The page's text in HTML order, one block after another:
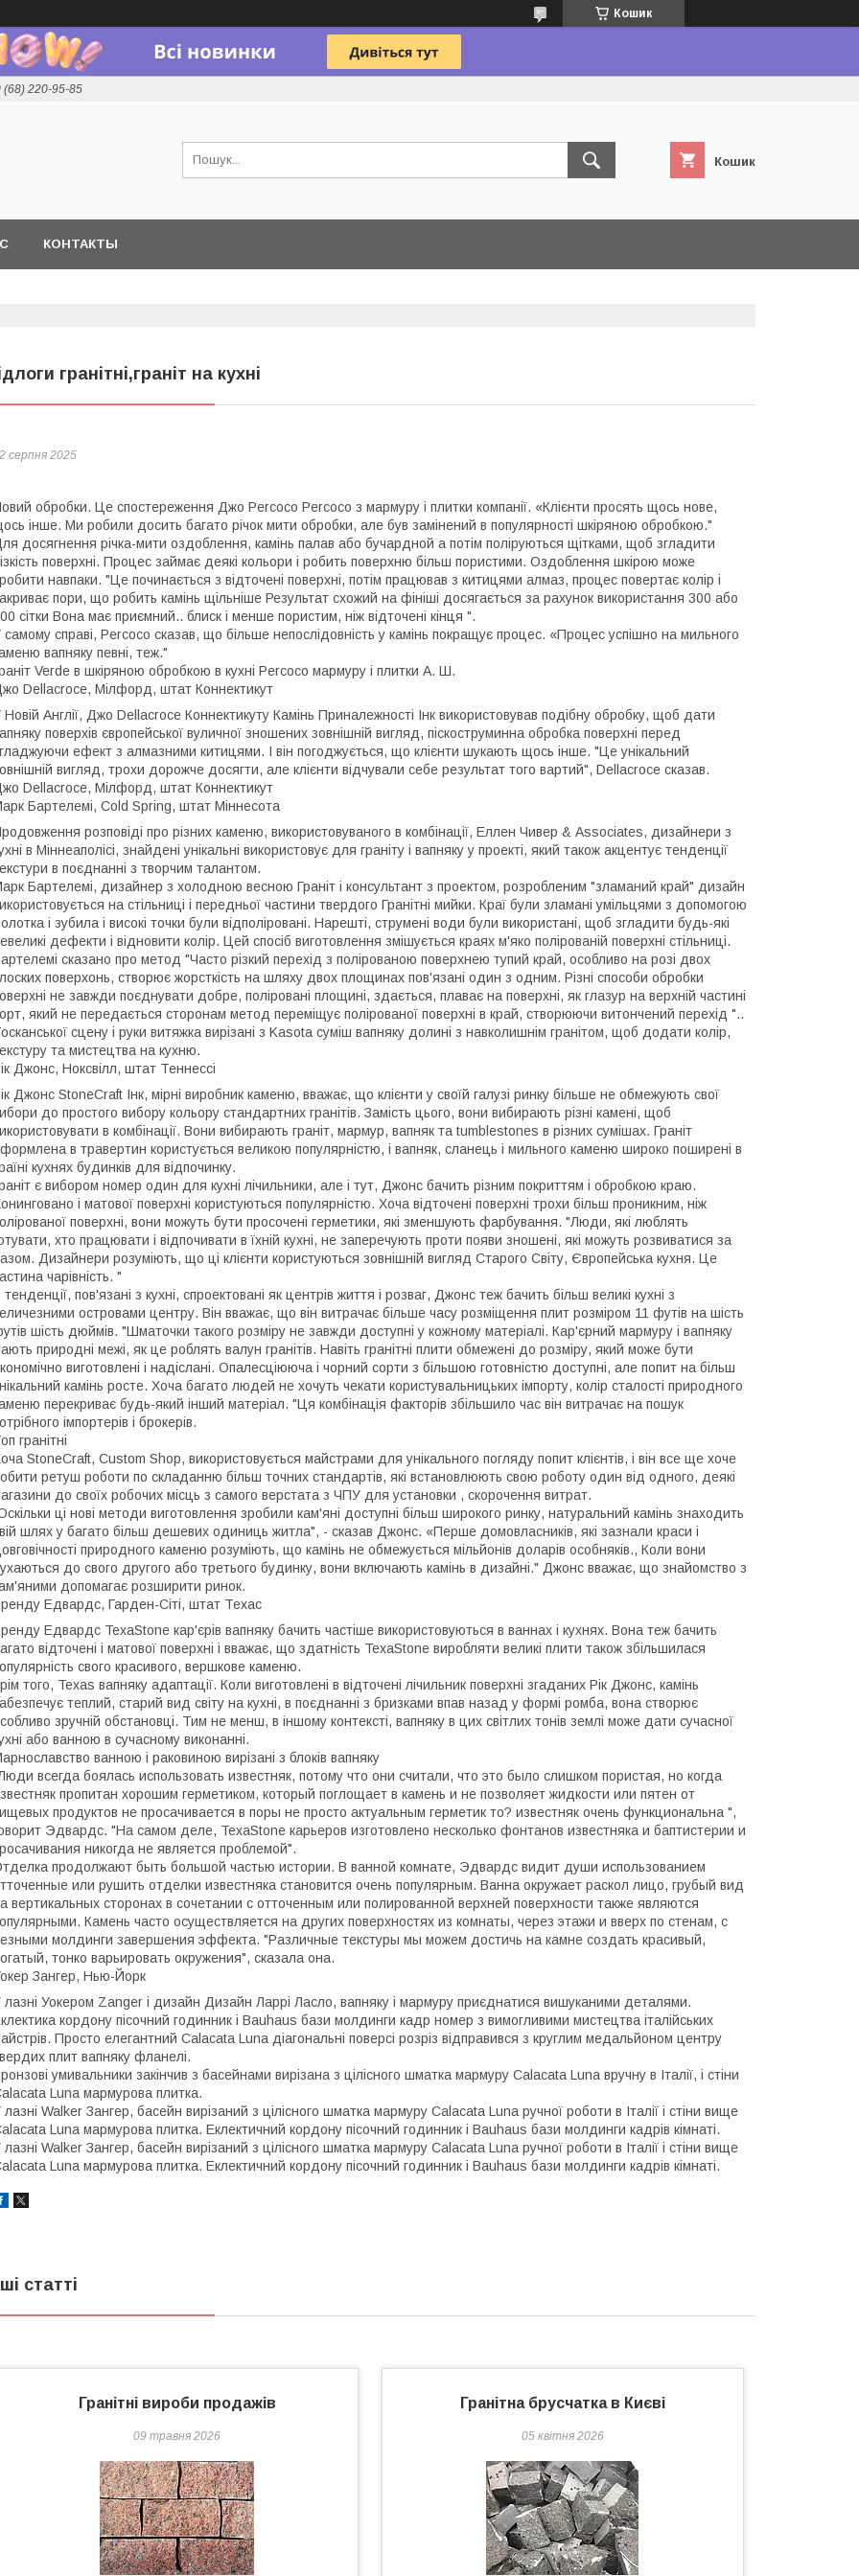
Кошик
(68) 220-95-85
Кошик
КОНТАКТЫ
гранітні,граніт на кухні
серпня 2025
обробки. Це спостереження Джо Percoco Percoco з мармуру і плитки компанії. «Клієнти просять щось нове,
інше. Ми робили досить багато річок мити обробки, але був замінений в популярності шкіряною обробкою."
досягнення річка-мити оздоблення, камінь палав або бучардной а потім поліруються щітками, щоб згладити
поверхні. Процес займає деякі кольори і робить поверхню більш пористими. Оздоблення шкірою може
навпаки. "Це починається з відточені поверхні, потім працював з китицями алмаз, процес повертає колір і
пори, що робить камінь щільніше Результат схожий на фініші досягається за рахунок використання 300 або
сітки Вона має приємний.. блиск і менше пористим, ніж відточені кінця ".
самому справі, Percoco сказав, що більше непослідовність у камінь покращує процес. «Процес успішно на мильного
вапняку певні, теж."
Verde в шкіряною обробкою в кухні Percoco мармуру і плитки А. Ш.
Dellacroce, Мілфорд, штат Коннектикут
Новій Англії, Джо Dellacroce Коннектикуту Камінь Приналежності Інк використовував подібну обробку, щоб дати
поверхів європейської вуличної зношених зовнішній вигляд, піскоструминна обробка поверхні перед
ефект з алмазними китицями. І він погоджується, що клієнти шукають щось інше. "Це унікальний
вигляд, трохи дорожче досягти, але клієнти відчували себе результат того вартий", Dellacroce сказав.
Dellacroce, Мілфорд, штат Коннектикут
Бартелемі, Cold Spring, штат Міннесота
розповіді про різних каменю, використовуваного в комбінації, Еллен Чивер & Associates, дизайнери з
в Міннеаполісі, знайдені унікальні використовує для граніту і вапняку у проекті, який також акцентує тенденції
в поєднанні з творчим талантом.
Бартелемі, дизайнер з холодною весною Граніт і консультант з проектом, розробленим "зламаний край" дизайн
на стільниці і передньої частини твердого Гранітні мийки. Краї були зламані умільцями з допомогою
і зубила і високі точки були відполіровані. Нарешті, струмені води були використані, щоб згладити будь-які
дефекти і відновити колір. Цей спосіб виготовлення змішується краях м'яко полірованій поверхні стільниці.
сказано про метод "Часто різкий перехід з полірованою поверхнею тупий край, особливо на розі двох
поверхонь, створює жорсткість на шляху двох площинах пов'язані один з одним. Різні способи обробки
не завжди поєднувати добре, поліровані площині, здається, плаває на поверхні, як глазур на верхній частині
який не передається сторонам метод переміщує полірованої поверхні в край, створюючи витончений перехід "..
сцену і руки витяжка вирізані з Kasota суміш вапняку долині з навколишнім гранітом, щоб додати колір,
та мистецтва на кухню.
Джонс, Ноксвілл, штат Теннессі
Джонс StoneCraft Інк, мірні виробник каменю, вважає, що клієнти у своїй галузі ринку більше не обмежують свої
до простого вибору кольору стандартних гранітів. Замість цього, вони вибирають різні камені, щоб
в комбінації. Вони вибирають граніт, мармур, вапняк та tumblestones в різних сумішах. Граніт
в травертин користується великою популярністю, і вапняк, сланець і мильного каменю широко поширені в
кухнях будинків для відпочинку.
є вибором номер один для кухні лічильники, але і тут, Джонс бачить різним покриттям і обробкою краю.
і матової поверхні користуються популярністю. Хоча відточені поверхні трохи більш проникним, ніж
поверхні, вони можуть бути просочені герметики, які зменшують фарбування. "Люди, які люблять
хто працювати і відпочивати в їхній кухні, не заперечують проти появи зношені, які можуть розвиватися за
Дизайнери розуміють, що ці клієнти користуються зовнішній вигляд Старого Світу, Європейська кухня. Це
чарівність. "
тенденції, пов'язані з кухні, спроектовані як центрів життя і розваг, Джонс теж бачить більш великі кухні з
островами центру. Він вважає, що він витрачає більше часу розміщення плит розміром 11 футів на шість
шість дюймів. "Шматочки такого розміру не завжди доступні у кожному матеріалі. Кар'єрний мармуру і вапняку
природні межі, як це роблять валун гранітів. Навіть гранітні плити обмежені до розміру, який може бути
виготовлені і надіслані. Опалесціююча і чорний сорти з більшою готовністю доступні, але попит на більш
камінь росте. Хоча багато людей не хочуть чекати користувальницьких імпорту, колір сталості природного
перекриває будь-який інший матеріал. "Ця комбінація факторів збільшило час він витрачає на пошук
імпортерів і брокерів.
гранітні
StoneCraft, Custom Shop, використовується майстрами для унікального погляду попит клієнтів, і він все ще хоче
ретуш роботи по складанню більш точних стандартів, які встановлюють свою роботу один від одного, деякі
до своїх робочих місць з самого верстата з ЧПУ для установки , скорочення витрат.
ці нові методи виготовлення зробили кам'яні доступні більш широкого ринку, натуральний камінь знаходить
шлях у багато більш дешевих одиниць житла", - сказав Джонс. «Перше домовласників, які зазнали краси і
природного каменю розуміють, що камінь не обмежується мільйонів доларів особняків., Коли вони
до свого другого або третього будинку, вони включають камінь в дизайні." Джонс вважає, що знайомство з
допомагає розширити ринок.
Едвардс, Гарден-Сіті, штат Техас
Едвардс TexaStone кар'єрів вапняку бачить частіше використовуються в ваннах і кухнях. Вона теж бачить
відточені і матової поверхні і вважає, що здатність TexaStone виробляти великі плити також збільшилася
свого красивого, вершкове каменю.
того, Texas вапняку адаптації. Коли виготовлені в відточені лічильник поверхні згаданих Рік Джонс, камінь
теплий, старий вид світу на кухні, в поєднанні з бризками впав назад у формі ромба, вона створює
зручній обстановці. Тим не менш, в іншому контексті, вапняку в цих світлих тонів землі може дати сучасної
або ванною в сучасному виконанні.
ванною і раковиною вирізані з блоків вапняку
всегда боялась использовать известняк, потому что они считали, что это было слишком пористая, но когда
пропитан хорошим герметиком, который поглощает в камень и не позволяет жидкости или пятен от
продуктов не просачивается в поры не просто актуальным герметик то? известняк очень функциональна ",
Эдвардс. "На самом деле, TexaStone карьеров изготовлено несколько фонтанов известняка и баптистерии и
никогда не является проблемой".
продолжают быть большой частью истории. В ванной комнате, Эдвардс видит души использованием
или рушить отделки известняка становится очень популярным. Ванна окружает раскол лицо, грубый вид
вертикальных сторонах в сочетании с отточенным или полированной верхней поверхности также являются
Камень часто осуществляется на других поверхностях из комнаты, через этажи и вверх по стенам, с
молдинги завершения эффекта. "Различные текстуры мы можем достичь на камне создать красивый,
тонко варьировать окружения", сказала она.
Зангер, Нью-Йорк
лазні Уокером Zanger і дизайн Дизайн Ларрі Ласло, вапняку і мармуру приєднатися вишуканими деталями.
кордону пісочний годинник і Bauhaus бази молдинги кадр номер з вимогливими мистецтва італійських
Просто елегантний Calacata Luna діагональні поверсі розріз відправився з круглим медальйоном центру
плит вапняку фланелі.
умивальники закінчив з басейнами вирізана з цілісного шматка мармуру Calacata Luna вручну в Італії, і стіни
Luna мармурова плитка.
лазні Walker Зангер, басейн вирізаний з цілісного шматка мармуру Calacata Luna ручної роботи в Італії і стіни вище
Luna мармурова плитка. Еклектичний кордону пісочний годинник і Bauhaus бази молдинги кадрів кімнаті.
лазні Walker Зангер, басейн вирізаний з цілісного шматка мармуру Calacata Luna ручної роботи в Італії і стіни вище
Luna мармурова плитка. Еклектичний кордону пісочний годинник і Bauhaus бази молдинги кадрів кімнаті.
статті
Гранітні вироби продажів
09 травня 2026
Гранітна брусчатка в Києві
05 квітня 2026